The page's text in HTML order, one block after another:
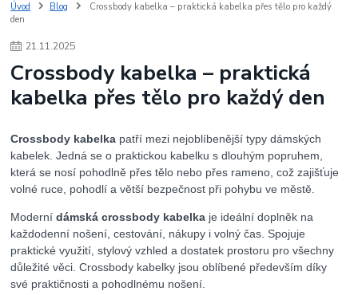
Úvod Blog
Crossbody kabelka – praktická kabelka přes tělo pro každý
den
21.11.2025
Crossbody kabelka – praktická
kabelka přes tělo pro každý den
Crossbody kabelka patří mezi nejoblíbenější typy dámských
kabelek. Jedná se o praktickou kabelku s dlouhým popruhem,
která se nosí pohodlně přes tělo nebo přes rameno, což zajišťuje
volné ruce, pohodlí a větší bezpečnost při pohybu ve městě.
Modernídámská crossbody kabelka je ideální doplněk na
každodenní nošení, cestování, nákupy i volný čas. Spojuje
praktické využití, stylový vzhled a dostatek prostoru pro všechny
důležité věci. Crossbody kabelky jsou oblíbené především díky
své praktičnosti a pohodlnému nošení.